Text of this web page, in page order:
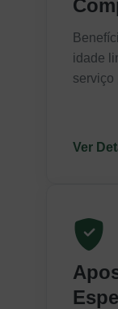
idade
serviço
Ver